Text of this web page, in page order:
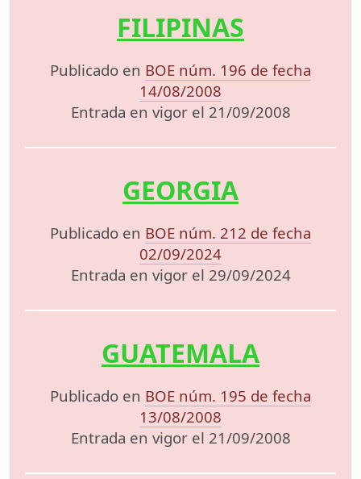
FILIPINAS
Publicado en BOE núm. 196 de fecha
14/08/2008
Entrada en vigor el 21/09/2008
GEORGIA
Publicado en BOE núm. 212 de fecha
02/09/2024
Entrada en vigor el 29/09/2024
GUATEMALA
Publicado en BOE núm. 195 de fecha
13/08/2008
Entrada en vigor el 21/09/2008